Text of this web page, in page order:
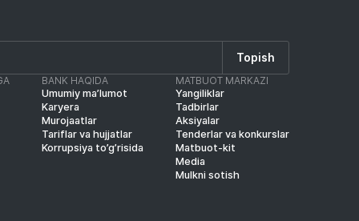
Topish
BANK HAQIDA
Umumiy ma’lumot
Karyera
Murojaatlar
Tariflar va hujjatlar
Korrupsiya to’g’risida
MATBUOT MARKAZI
Yangiliklar
Tadbirlar
Aksiyalar
Tenderlar va konkurslar
Matbuot-kit
Media
Mulkni sotish